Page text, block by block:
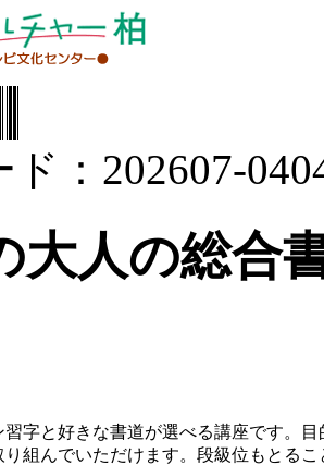
：202607-
大人の総合
字と好きな書道が選べる講座です。
組んでいただけます。段級位もとる